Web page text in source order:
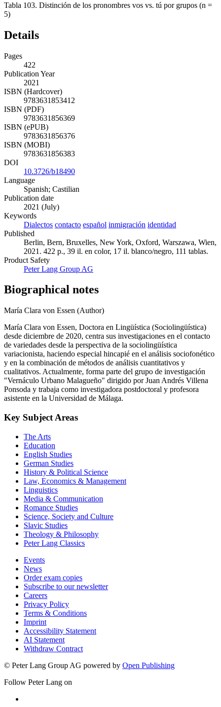
Tabla 103. Distinción de los pronombres vos vs. tú por grupos (n =
5)
Details
Pages
422
Publication Year
2021
ISBN (Hardcover)
9783631853412
ISBN (PDF)
9783631856369
ISBN (ePUB)
9783631856376
ISBN (MOBI)
9783631856383
DOI
10.3726/b18490
Language
Spanish; Castilian
Publication date
2021 (July)
Keywords
Dialectos contacto español inmigración identidad
Published
Berlin, Bern, Bruxelles, New York, Oxford, Warszawa, Wien,
2021. 422 p., 39 il. en color, 17 il. blanco/negro, 111 tablas.
Product Safety
Peter Lang Group AG
Biographical notes
María Clara von Essen (Author)
María Clara von Essen, Doctora en Lingüística (Sociolingüística)
desde diciembre de 2020, centra sus investigaciones en el contacto
de variedades desde la perspectiva de la sociolingüística
variacionista, haciendo especial hincapié en el análisis sociofonético
y en la combinación de métodos de análisis cuantitativos y
cualitativos. Actualmente, forma parte del grupo de investigación
"Vernáculo Urbano Malagueño" dirigido por Juan Andrés Villena
Ponsoda y trabaja como investigadora postdoctoral y profesora
asistente en la Universidad de Málaga.
Key Subject Areas
The Arts
Education
English Studies
German Studies
History & Political Science
Law, Economics & Management
Linguistics
Media & Communication
Romance Studies
Science, Society and Culture
Slavic Studies
Theology & Philosophy
Peter Lang Classics
Events
News
Order exam copies
Subscribe to our newsletter
Careers
Privacy Policy
Terms & Conditions
Imprint
Accessibility Statement
AI Statement
Withdraw Contract
© Peter Lang Group AG powered by Open Publishing
Follow Peter Lang on